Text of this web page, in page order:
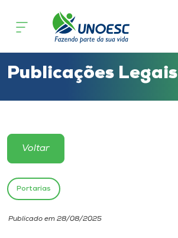
Cursos
Atendimento ao Estudante
Portal de Ensino
Unoesc
Publicações Legais
Voltar
Portarias
Publicado em 28/08/2025